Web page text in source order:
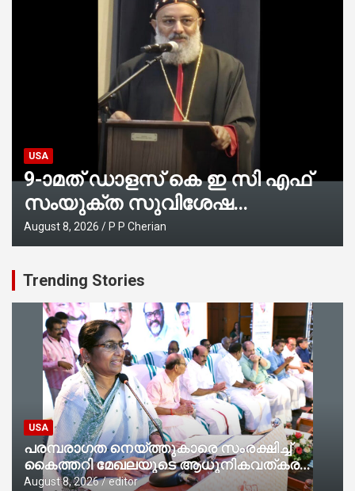
USA
9-ാമത് ഡാളസ് കെ ഇ സി എഫ്
സംയുക്ത സുവിശേഷ
കൺവെൻഷനു
പ്രാർത്ഥനാനിർഭരമായ തുടക്കം
August 8, 2026 P P Cherian
Trending Stories
USA
പരമ്പരാഗത നെയ്ത്തുകാരെ സംരക്ഷിച്ച്
കൈത്തറി മേഖലയുടെ ആധുനികവത്കരണം
സാധ്യമാക്കും : ഡെപ്യൂട്ടി സ്പീക്കർ
August 8, 2026 editor